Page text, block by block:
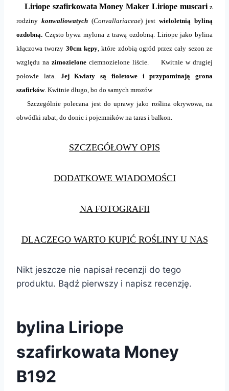
Liriope szafirkowata Money Maker Liriope muscari z
rodziny konwaliowatych(Convallariaceae) jestwieloletnią byliną
ozdobną. Często bywa mylona z trawą ozdobną. Liriope jako bylina
kłączowa tworzy 30cm kępy, które zdobią ogród przez cały sezon ze
względu na zimozieloneciemnozielone liście. Kwitnie w drugiej
połowie lata. Jej Kwiaty są fioletowe i przypominają grona
szafirków. Kwitnie długo, bo do samych mrozów
Szczególnie polecana jest do uprawy jako roślina okrywowa, na
obwódki rabat, do donic i pojemników na taras i balkon.
SZCZEGÓŁOWY OPIS
DODATKOWE WIADOMOŚCI
NA FOTOGRAFII
DLACZEGO WARTO KUPIĆ ROŚLINY U NAS
Nikt jeszcze nie napisał recenzji do tego
produktu. Bądź pierwszy i napisz recenzję.
bylina Liriope
szafirkowata Money
B192